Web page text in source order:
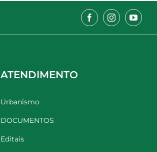
ATENDIMENTO
Urbanismo
DOCUMENTOS
Editais